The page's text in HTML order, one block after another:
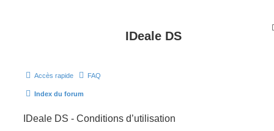
IDeale DS
Accès rapide FAQ
Index du forum
IDeale DS - Conditions d’utilisation